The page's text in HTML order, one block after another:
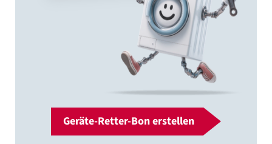
Geräte-Retter-Bon erstellen